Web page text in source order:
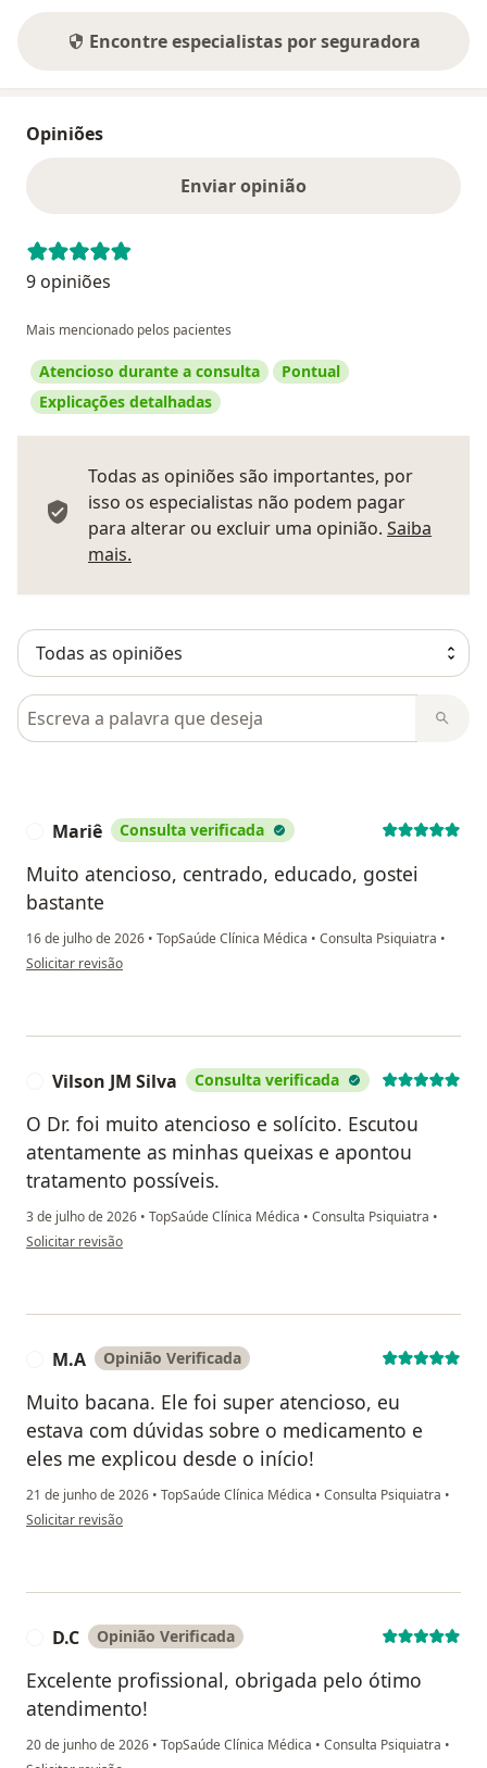
Encontre especialistas por seguradora
Opiniões
Enviar opinião
9 opiniões
Mais mencionado pelos pacientes
Atencioso durante a consulta
Pontual
Explicações detalhadas
Todas as opiniões são importantes, por
isso os especialistas não podem pagar
para alterar ou excluir uma opinião. Saiba
mais.
Pesquisar em opiniões
Mariê Consulta verificada
Muito atencioso, centrado, educado, gostei
bastante
16 de julho de 2026 • TopSaúde Clínica Médica • Consulta Psiquiatra •
na opinião do utilizador Mariê
Solicitar revisão
Vilson JM Silva Consulta verificada
O Dr. foi muito atencioso e solícito. Escutou
atentamente as minhas queixas e apontou
tratamento possíveis.
3 de julho de 2026 • TopSaúde Clínica Médica • Consulta Psiquiatra •
na opinião do utilizador Vilson JM Silva
Solicitar revisão
M.A Opinião Verificada
Muito bacana. Ele foi super atencioso, eu
estava com dúvidas sobre o medicamento e
eles me explicou desde o início!
21 de junho de 2026 • TopSaúde Clínica Médica • Consulta Psiquiatra •
na opinião do utilizador M.A
Solicitar revisão
D.C Opinião Verificada
Excelente profissional, obrigada pelo ótimo
atendimento!
20 de junho de 2026 • TopSaúde Clínica Médica • Consulta Psiquiatra •
na opinião do utilizador D.C